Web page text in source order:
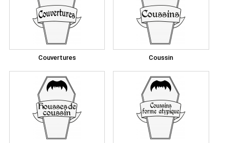
Couvertures Coussin